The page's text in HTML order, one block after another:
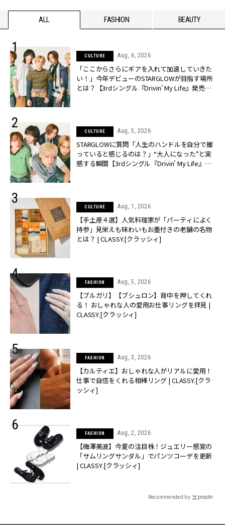
ALL FASHION BEAUTY
CULTURE Aug, 6, 2026
「ここからさらにギアを入れて加速していきた
い！」今年デビューのSTARGLOWが目指す場所
とは？【3rdシングル『Drivin' My Life』発売】 |
CULTURE Aug, 5, 2026
STARGLOWに質問「人生のハンドルを自分で握
っていると感じるのは？」“大️人になった”と実
感する瞬間【3rdシングル『Drivin' My Life』発
CULTURE Aug, 1, 2026
【手土産４選】人気料理家が「パーティによく
持参」見栄えも味わいもお墨付きの老舗の名物
とは？ | CLASSY.[クラッシィ]
FASHION Aug, 5, 2026
【ブルガリ】【ブシュロン】背中を押してくれ
る！ おしゃれな人の愛用お仕事リングを拝見 |
CLASSY.[クラッシィ]
FASHION Aug, 3, 2026
【カルティエ】おしゃれな人がリアルに愛用！
仕事で自信をくれる相棒リング | CLASSY.[クラ
ッシィ]
FASHION Aug, 2, 2026
【梅澤美波】今夏の注目株！ジュエリー感覚の
「サムリングサンダル」でパンツコーデを更新
| CLASSY.[クラッシィ]
Recommended by